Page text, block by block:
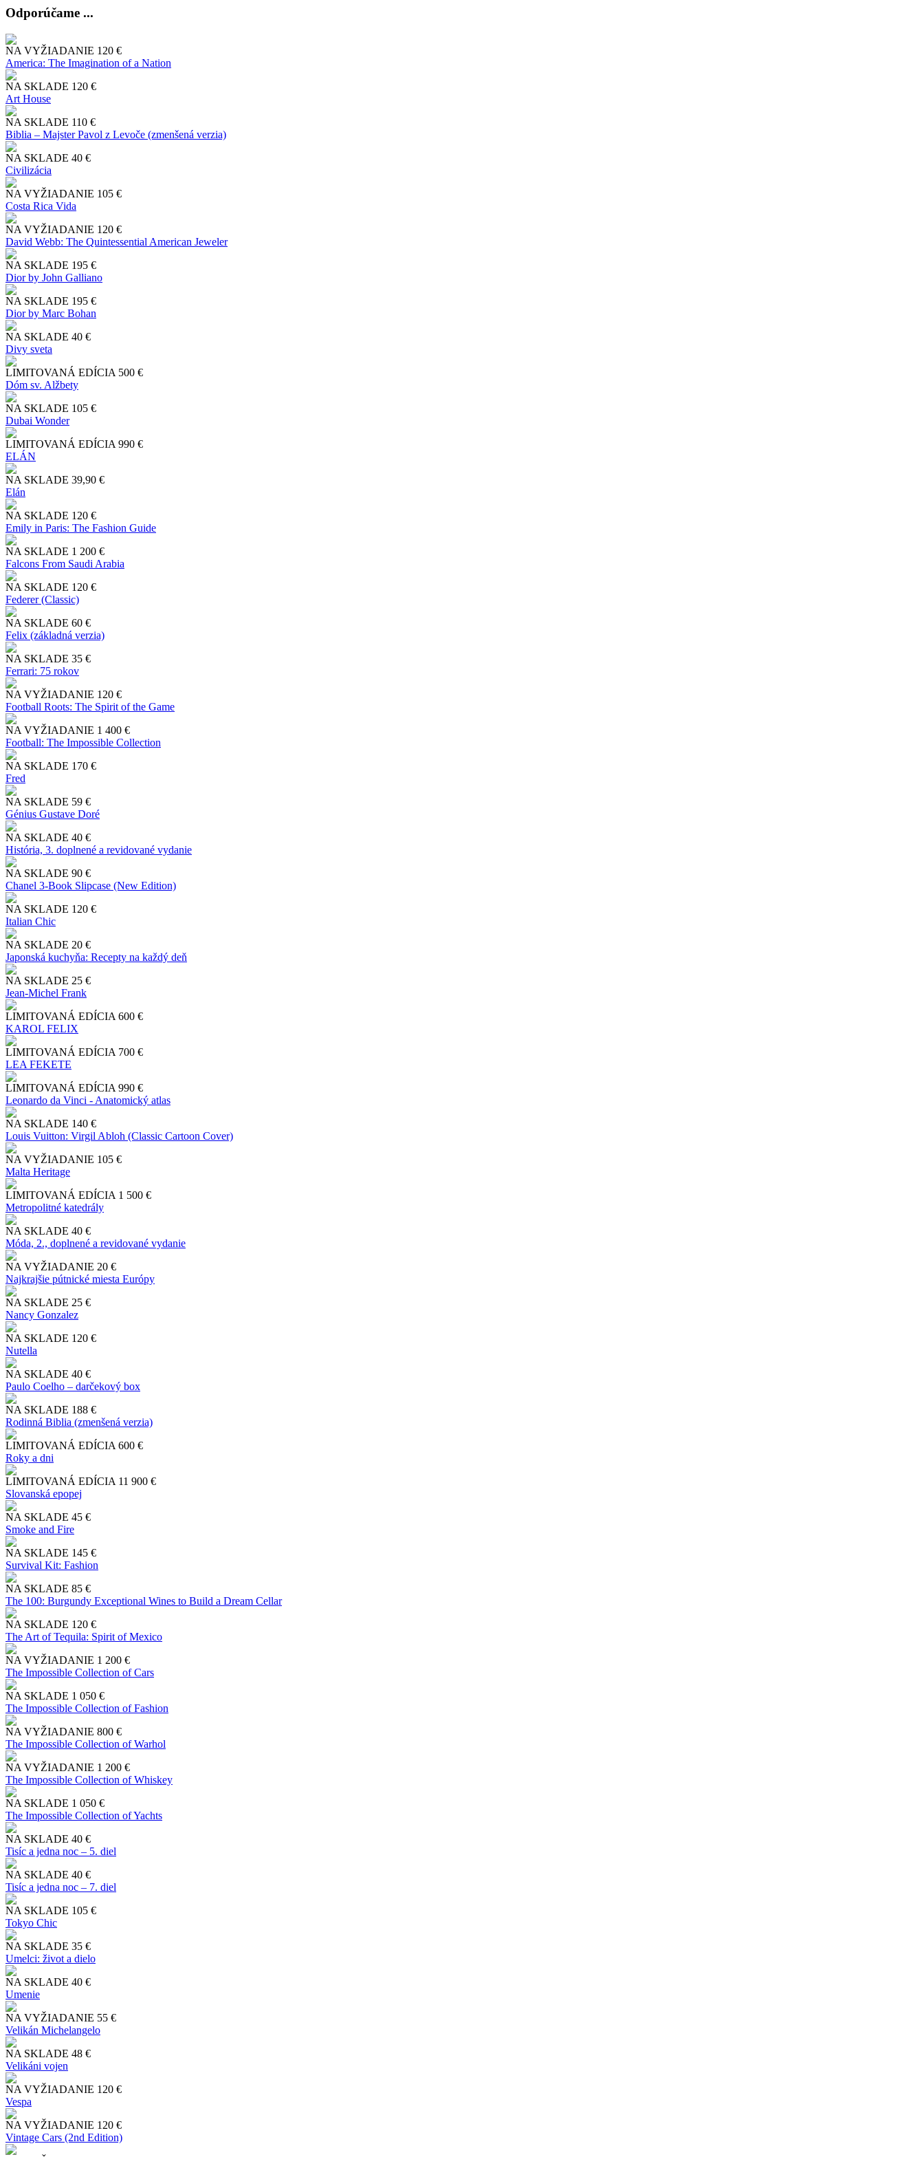
Odporúčame ...
NA VYŽIADANIE 120 €
America: The Imagination of a Nation
NA SKLADE 120 €
Art House
NA SKLADE 110 €
Biblia – Majster Pavol z Levoče (zmenšená verzia)
NA SKLADE 40 €
Civilizácia
NA VYŽIADANIE 105 €
Costa Rica Vida
NA VYŽIADANIE 120 €
David Webb: The Quintessential American Jeweler
NA SKLADE 195 €
Dior by John Galliano
NA SKLADE 195 €
Dior by Marc Bohan
NA SKLADE 40 €
Divy sveta
LIMITOVANÁ EDÍCIA 500 €
Dóm sv. Alžbety
NA SKLADE 105 €
Dubai Wonder
LIMITOVANÁ EDÍCIA 990 €
ELÁN
NA SKLADE 39,90 €
Elán
NA SKLADE 120 €
Emily in Paris: The Fashion Guide
NA SKLADE 1 200 €
Falcons From Saudi Arabia
NA SKLADE 120 €
Federer (Classic)
NA SKLADE 60 €
Felix (základná verzia)
NA SKLADE 35 €
Ferrari: 75 rokov
NA VYŽIADANIE 120 €
Football Roots: The Spirit of the Game
NA VYŽIADANIE 1 400 €
Football: The Impossible Collection
NA SKLADE 170 €
Fred
NA SKLADE 59 €
Génius Gustave Doré
NA SKLADE 40 €
História, 3. doplnené a revidované vydanie
NA SKLADE 90 €
Chanel 3-Book Slipcase (New Edition)
NA SKLADE 120 €
Italian Chic
NA SKLADE 20 €
Japonská kuchyňa: Recepty na každý deň
NA SKLADE 25 €
Jean-Michel Frank
LIMITOVANÁ EDÍCIA 600 €
KAROL FELIX
LIMITOVANÁ EDÍCIA 700 €
LEA FEKETE
LIMITOVANÁ EDÍCIA 990 €
Leonardo da Vinci - Anatomický atlas
NA SKLADE 140 €
Louis Vuitton: Virgil Abloh (Classic Cartoon Cover)
NA VYŽIADANIE 105 €
Malta Heritage
LIMITOVANÁ EDÍCIA 1 500 €
Metropolitné katedrály
NA SKLADE 40 €
Móda, 2., doplnené a revidované vydanie
NA VYŽIADANIE 20 €
Najkrajšie pútnické miesta Európy
NA SKLADE 25 €
Nancy Gonzalez
NA SKLADE 120 €
Nutella
NA SKLADE 40 €
Paulo Coelho – darčekový box
NA SKLADE 188 €
Rodinná Biblia (zmenšená verzia)
LIMITOVANÁ EDÍCIA 600 €
Roky a dni
LIMITOVANÁ EDÍCIA 11 900 €
Slo​vanská epopej
NA SKLADE 45 €
Smoke and Fire
NA SKLADE 145 €
Survival Kit: Fashion
NA SKLADE 85 €
The 100: Burgundy Exceptional Wines to Build a Dream Cellar
NA SKLADE 120 €
The Art of Tequila: Spirit of Mexico
NA VYŽIADANIE 1 200 €
The Impossible Collection of Cars
NA SKLADE 1 050 €
The Impossible Collection of Fashion
NA VYŽIADANIE 800 €
The Impossible Collection of Warhol
NA VYŽIADANIE 1 200 €
The Impossible Collection of Whiskey
NA SKLADE 1 050 €
The Impossible Collection of Yachts
NA SKLADE 40 €
Tisíc a jedna noc – 5. diel
NA SKLADE 40 €
Tisíc a jedna noc – 7. diel
NA SKLADE 105 €
Tokyo Chic
NA SKLADE 35 €
Umelci: život a dielo
NA SKLADE 40 €
Umenie
NA VYŽIADANIE 55 €
Velikán Michelangelo
NA SKLADE 48 €
Velikáni vojen
NA VYŽIADANIE 120 €
Vespa
NA VYŽIADANIE 120 €
Vintage Cars (2nd Edition)